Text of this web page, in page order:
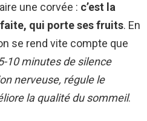
une corvée : c’est la
qui porte ses fruits. En
se rend vite compte que
10 minutes de silence
nerveuse, régule le
la qualité du sommeil.